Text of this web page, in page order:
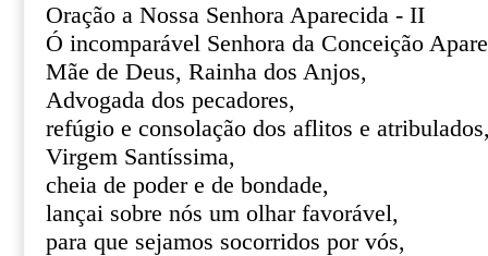
Oração a Nossa Senhora Aparecida - II
Ó incomparável Senhora da Conceição
Mãe de Deus, Rainha dos Anjos,
Advogada dos pecadores,
refúgio e consolação dos aflitos e
Virgem Santíssima,
cheia de poder e de bondade,
lançai sobre nós um olhar favorável,
para que sejamos socorridos por vós,